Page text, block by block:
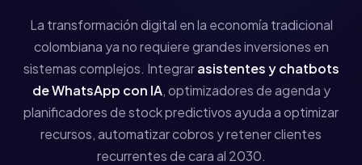
La transformación digital en la economía tradicional
colombiana ya no requiere grandes inversiones en
sistemas complejos. Integrarasistentes y chatbots
de WhatsApp con IA, optimizadores de agenda y
planificadores de stock predictivos ayuda a optimizar
recursos, automatizar cobros y retener clientes
recurrentes de cara al 2030.